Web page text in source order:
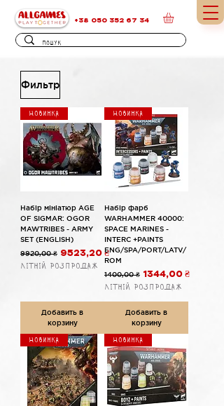
+38 050 352 67 34
Фильтр
Новинка
Набір мініатюр AGE
OF SIGMAR: OGOR
MAWTRIBES - ARMY
SET (ENGLISH)
Обычная цена
9920,00 ₴ Цена со скидкой
9523,20 ₴
Літній розпродаж
Добавить в
корзину
Новинка
Набір фарб
WARHAMMER 40000:
SPACE MARINES -
INTERC +PAINTS
ENG/SPA/PORT/LATV/
ROM
Обычная цена
1400,00 ₴ Цена со скидкой
1344,00 ₴
Літній розпродаж
Добавить в
корзину
Новинка Новинка